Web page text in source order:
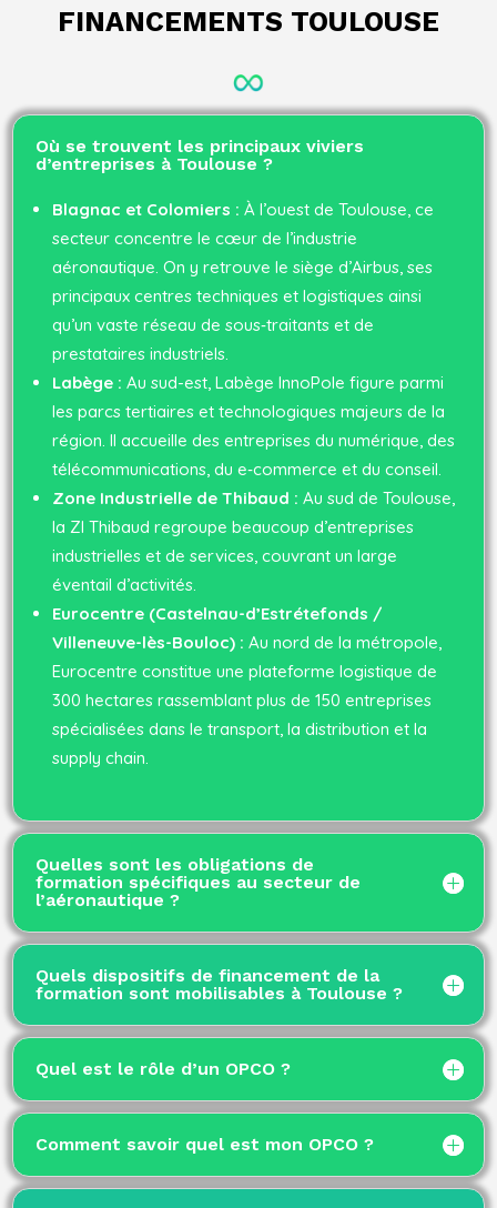
FINANCEMENTS TOULOUSE
Où se trouvent les principaux viviers
d’entreprises à Toulouse ?
Blagnac et Colomiers : À l’ouest de Toulouse, ce
secteur concentre le cœur de l’industrie
aéronautique. On y retrouve le siège d’Airbus, ses
principaux centres techniques et logistiques ainsi
qu’un vaste réseau de sous‑traitants et de
prestataires industriels.
Labège : Au sud-est, Labège InnoPole figure parmi
les parcs tertiaires et technologiques majeurs de la
région. Il accueille des entreprises du numérique, des
télécommunications, du e‑commerce et du conseil.
Zone Industrielle de Thibaud : Au sud de Toulouse,
la ZI Thibaud regroupe beaucoup d’entreprises
industrielles et de services, couvrant un large
éventail d’activités.
Eurocentre (Castelnau-d’Estrétefonds /
Villeneuve-lès-Bouloc) : Au nord de la métropole,
Eurocentre constitue une plateforme logistique de
300 hectares rassemblant plus de 150 entreprises
spécialisées dans le transport, la distribution et la
supply chain.
Quelles sont les obligations de
formation spécifiques au secteur de
l’aéronautique ?
Quels dispositifs de financement de la
formation sont mobilisables à Toulouse ?
Quel est le rôle d’un OPCO ?
Comment savoir quel est mon OPCO ?